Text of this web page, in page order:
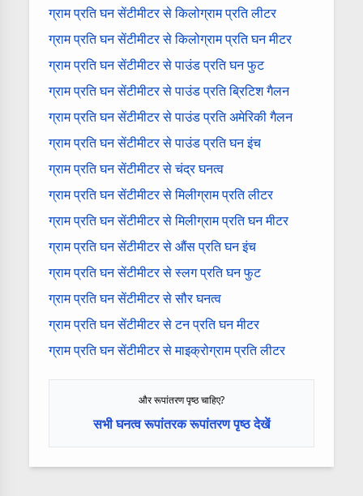
ग्राम प्रति घन सेंटीमीटर से किलोग्राम प्रति लीटर
ग्राम प्रति घन सेंटीमीटर से किलोग्राम प्रति घन मीटर
ग्राम प्रति घन सेंटीमीटर से पाउंड प्रति घन फुट
ग्राम प्रति घन सेंटीमीटर से पाउंड प्रति ब्रिटिश गैलन
ग्राम प्रति घन सेंटीमीटर से पाउंड प्रति अमेरिकी गैलन
ग्राम प्रति घन सेंटीमीटर से पाउंड प्रति घन इंच
ग्राम प्रति घन सेंटीमीटर से चंद्र घनत्व
ग्राम प्रति घन सेंटीमीटर से मिलीग्राम प्रति लीटर
ग्राम प्रति घन सेंटीमीटर से मिलीग्राम प्रति घन मीटर
ग्राम प्रति घन सेंटीमीटर से औंस प्रति घन इंच
ग्राम प्रति घन सेंटीमीटर से स्लग प्रति घन फुट
ग्राम प्रति घन सेंटीमीटर से सौर घनत्व
ग्राम प्रति घन सेंटीमीटर से टन प्रति घन मीटर
ग्राम प्रति घन सेंटीमीटर से माइक्रोग्राम प्रति लीटर
और रूपांतरण पृष्ठ चाहिए?
सभी घनत्व रूपांतरक रूपांतरण पृष्ठ देखें